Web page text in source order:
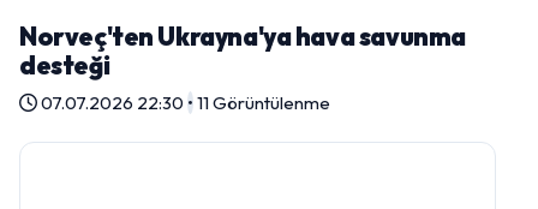
Norveç'ten Ukrayna'ya hava savunma
desteği
07.07.2026 22:30 •11 Görüntülenme